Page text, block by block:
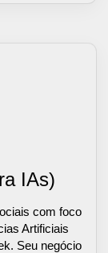
IAs)
com foco
Artificiais
Seu negócio